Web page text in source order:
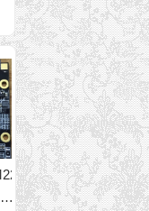
英特尔Intel SSD通病
现象开机卡LOGO界